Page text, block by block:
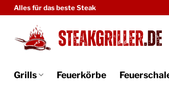
Zum
springen
Alles für das beste Steak
Grills Feuerkörbe